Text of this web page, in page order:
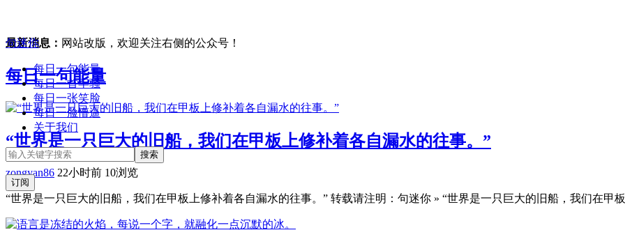
句迷你
每日一句能量
每日一首牢骚
每日一张笑脸
每日一脸懵逼
关于我们
订阅
最新消息： 网站改版，欢迎关注右侧的公众号！
每日一句能量
“世界是一只巨大的旧船，我们在甲板上修补着各自漏水的往事。”
zongyan86 22小时前 10浏览
“世界是一只巨大的旧船，我们在甲板上修补着各自漏水的往事。” 转载请注明：句迷你 » “世界是一只巨大的旧船，我们在甲